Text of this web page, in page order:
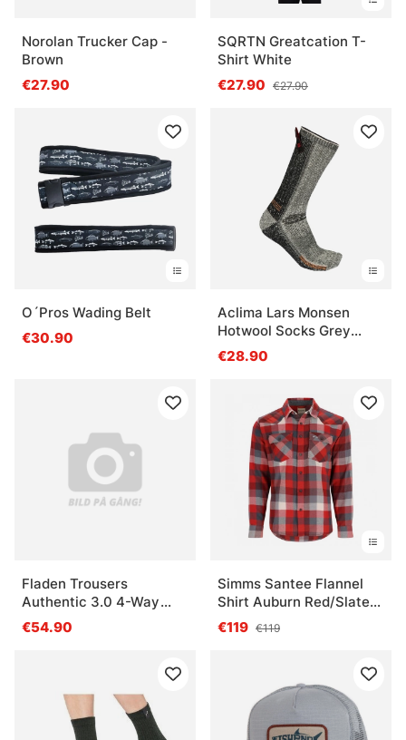
Norolan Trucker Cap -
Brown
€27.90
SQRTN Greatcation T-
Shirt White
€27.90 €27.90
O´Pros Wading Belt
€30.90
Aclima Lars Monsen
Hotwool Socks Grey
Melange
€28.90
Fladen Trousers
Authentic 3.0 4-Way
Stretch, Grey/Black - S
€54.90
Simms Santee Flannel
Shirt Auburn Red/Slate
Buffalo Check
€119 €119